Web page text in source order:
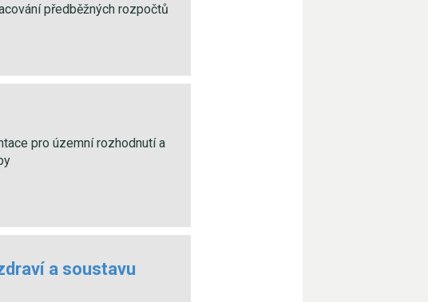
předběžných rozpočtů
pro územní rozhodnutí a
a soustavu